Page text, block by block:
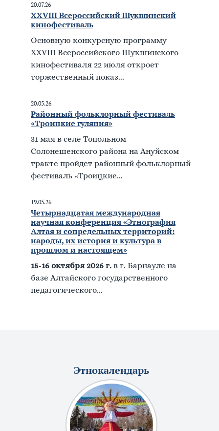
20.07.26
XXVIII Всероссийский Шукшинский
кинофестиваль
Основную конкурсную программу
XXVIII Всероссийского Шукшинского
кинофестиваля 22 июля откроет
торжественный показ...
20.05.26
Районный фольклорный фестиваль
«Троицкие гуляния»
31 мая в селе Топольном
Солонешенского района на Ануйском
тракте пройдет районный фольклорный
фестиваль «Троицкие...
19.05.26
Четырнадцатая международная
научная конференция «Этнография
Алтая и сопредельных территорий:
народы, их история и культура в
прошлом и настоящем»
15-16 октября 2026 г. в г. Барнауле на
базе Алтайского государственного
педагогического...
Этнокалендарь